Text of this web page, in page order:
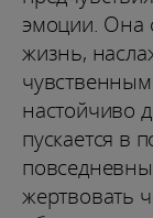
эмоции. Она
жизнь,
настойчиво
пускается в
жертвовать